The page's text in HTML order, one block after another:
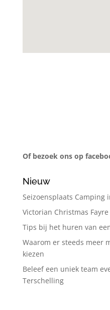
Of bezoek ons op
Nieuw
Seizoensplaats Camping
Victorian Christmas
Tips bij het huren van
Waarom er steeds meer
kiezen
Beleef een uniek team
Terschelling